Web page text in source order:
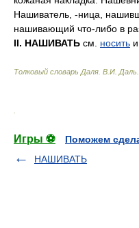
Нашиватель, -ница,
нашивающий что-либо в
II. НАШИВАТЬ см. носить
Толковый словарь Даля В.И. Даль.
Игры ⚽
Поможем
НАШИВАТЬ